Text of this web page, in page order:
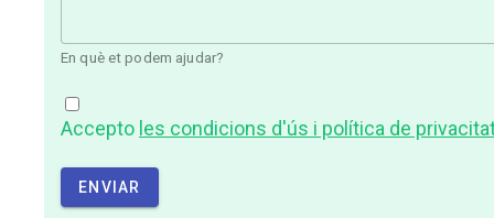
En què et podem ajudar?
Accepto les condicions d'ús i política de
ENVIAR